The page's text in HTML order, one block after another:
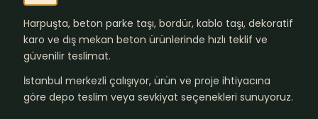
Harpuşta, beton parke taşı, bordür, kablo taşı, dekoratif
karo ve dış mekan beton ürünlerinde hızlı teklif ve
güvenilir teslimat.
İstanbul merkezli çalışıyor, ürün ve proje ihtiyacına
göre depo teslim veya sevkiyat seçenekleri sunuyoruz.